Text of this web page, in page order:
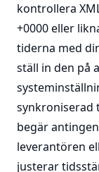
kontrollera
+0000 eller
tiderna med
ställ in den på
synkroniserad
begär
leverantören
justerar